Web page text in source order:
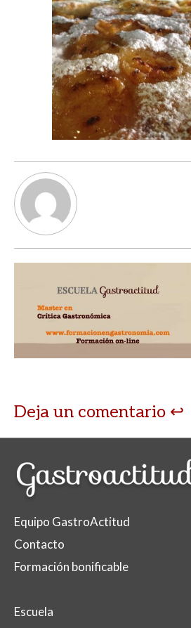
Deja un comentario
Equipo GastroActitud
Contacto
Formación bonificable
Escuela